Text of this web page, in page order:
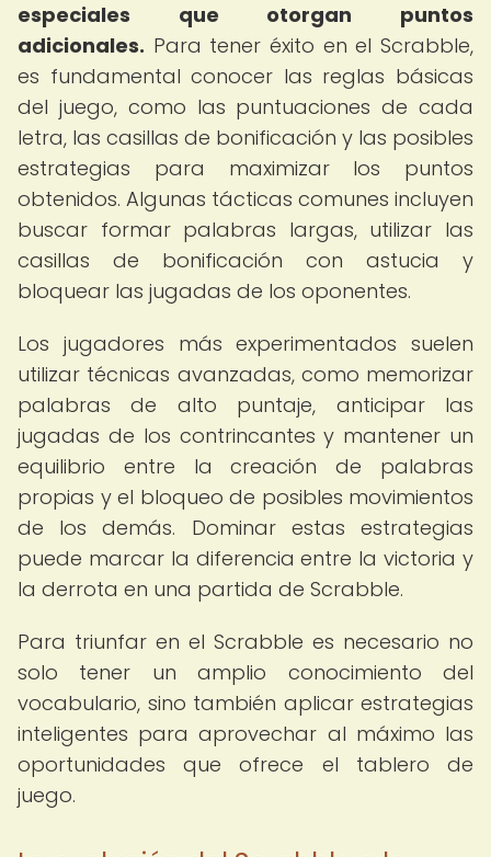
especiales que otorgan puntos
adicionales. Para tener éxito en el Scrabble,
es fundamental conocer las reglas básicas
del juego, como las puntuaciones de cada
letra, las casillas de bonificación y las posibles
estrategias para maximizar los puntos
obtenidos. Algunas tácticas comunes incluyen
buscar formar palabras largas, utilizar las
casillas de bonificación con astucia y
bloquear las jugadas de los oponentes.
Los jugadores más experimentados suelen
utilizar técnicas avanzadas, como memorizar
palabras de alto puntaje, anticipar las
jugadas de los contrincantes y mantener un
equilibrio entre la creación de palabras
propias y el bloqueo de posibles movimientos
de los demás. Dominar estas estrategias
puede marcar la diferencia entre la victoria y
la derrota en una partida de Scrabble.
Para triunfar en el Scrabble es necesario no
solo tener un amplio conocimiento del
vocabulario, sino también aplicar estrategias
inteligentes para aprovechar al máximo las
oportunidades que ofrece el tablero de
juego.